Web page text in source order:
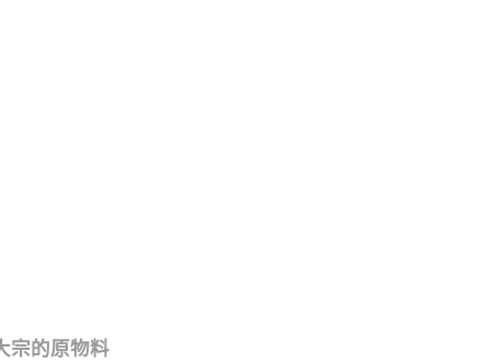
宗的原物料